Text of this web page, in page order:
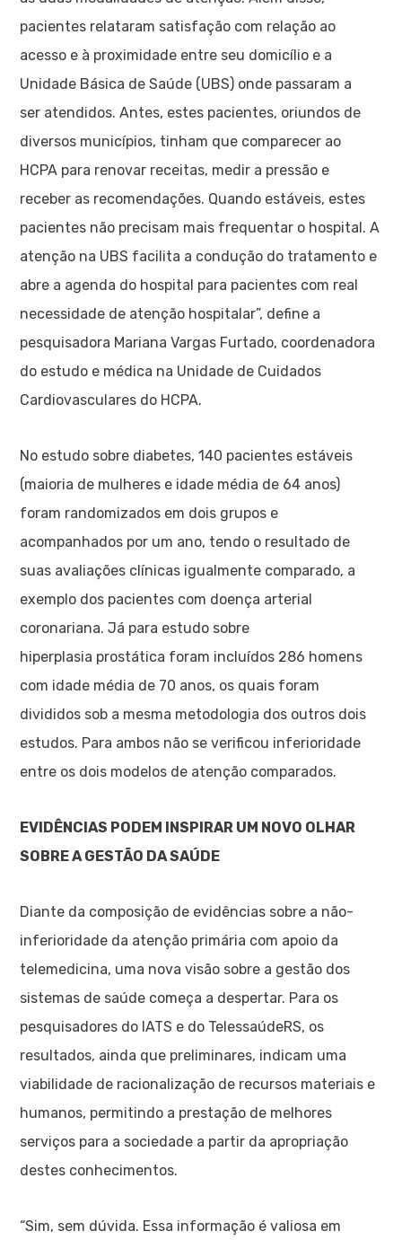
pacientes relataram satisfação com relação ao
acesso e à proximidade entre seu domicílio e a
Unidade Básica de Saúde (UBS) onde passaram a
ser atendidos. Antes, estes pacientes, oriundos de
diversos municípios, tinham que comparecer ao
HCPA para renovar receitas, medir a pressão e
receber as recomendações. Quando estáveis, estes
pacientes não precisam mais frequentar o hospital. A
atenção na UBS facilita a condução do tratamento e
abre a agenda do hospital para pacientes com real
necessidade de atenção hospitalar”, define a
pesquisadora Mariana Vargas Furtado, coordenadora
do estudo e médica na Unidade de Cuidados
Cardiovasculares do HCPA.
No estudo sobre diabetes, 140 pacientes estáveis
(maioria de mulheres e idade média de 64 anos)
foram randomizados em dois grupos e
acompanhados por um ano, tendo o resultado de
suas avaliações clínicas igualmente comparado, a
exemplo dos pacientes com doença arterial
coronariana. Já para estudo sobre
hiperplasia prostática foram incluídos 286 homens
com idade média de 70 anos, os quais foram
divididos sob a mesma metodologia dos outros dois
estudos. Para ambos não se verificou inferioridade
entre os dois modelos de atenção comparados.
EVIDÊNCIAS PODEM INSPIRAR UM NOVO OLHAR
SOBRE A GESTÃO DA SAÚDE
Diante da composição de evidências sobre a não-
inferioridade da atenção primária com apoio da
telemedicina, uma nova visão sobre a gestão dos
sistemas de saúde começa a despertar. Para os
pesquisadores do IATS e do TelessaúdeRS, os
resultados, ainda que preliminares, indicam uma
viabilidade de racionalização de recursos materiais e
humanos, permitindo a prestação de melhores
serviços para a sociedade a partir da apropriação
destes conhecimentos.
“Sim, sem dúvida. Essa informação é valiosa em